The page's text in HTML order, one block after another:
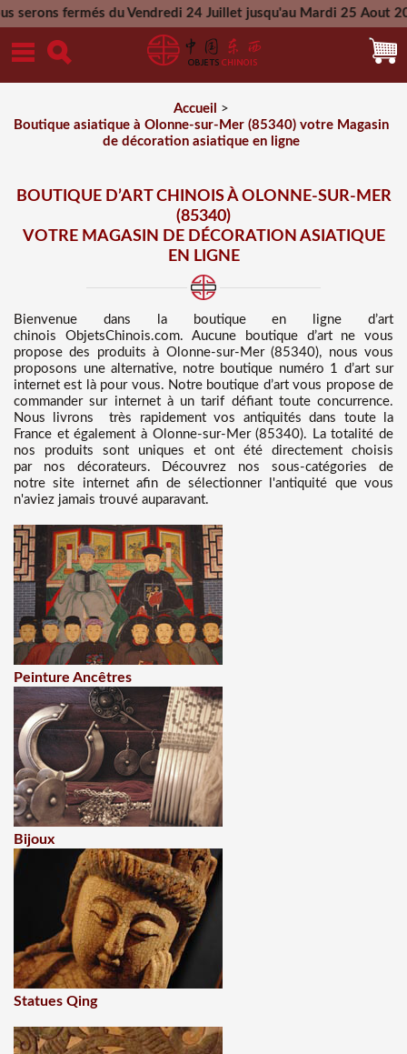
du Vendredi 24 Juillet jusqu'au Mardi 25 Aout 2026 -
Mercredi 26 Aout 2026
Accueil
>
Boutique asiatique à Olonne-sur-Mer (85340) votre Magasin
de décoration asiatique en ligne
BOUTIQUE D’ART CHINOIS À OLONNE-SUR-MER
(85340)
VOTRE MAGASIN DE DÉCORATION ASIATIQUE
EN LIGNE
Bienvenue dans
la boutique en ligne d’art
chinois ObjetsChinois.com. Aucune boutique d’art ne vous
propose des produits à Olonne-sur-Mer (85340), nous vous
proposons une alternative, notre boutique numéro 1 d’art sur
internet est là pour vous. Notre boutique d’art vous propose de
commander sur internet à un tarif défiant toute concurrence.
Nous
livrons très rapidement vos antiquités dans toute la
France et également à Olonne-sur-Mer (85340). La totalité de
nos produits sont uniques et ont été directement choisis
par nos décorateurs. Découvrez nos sous-catégories de
notre site internet afin de sélectionner l'antiquité que vous
n'aviez jamais trouvé auparavant.
Peinture Ancêtres
Bijoux
Statues Qing